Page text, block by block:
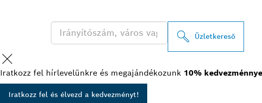
Üzletkereső
Iratkozz fel hírlevelünkre és megajándékozunk 10%
Iratkozz fel és élvezd a kedvezményt!